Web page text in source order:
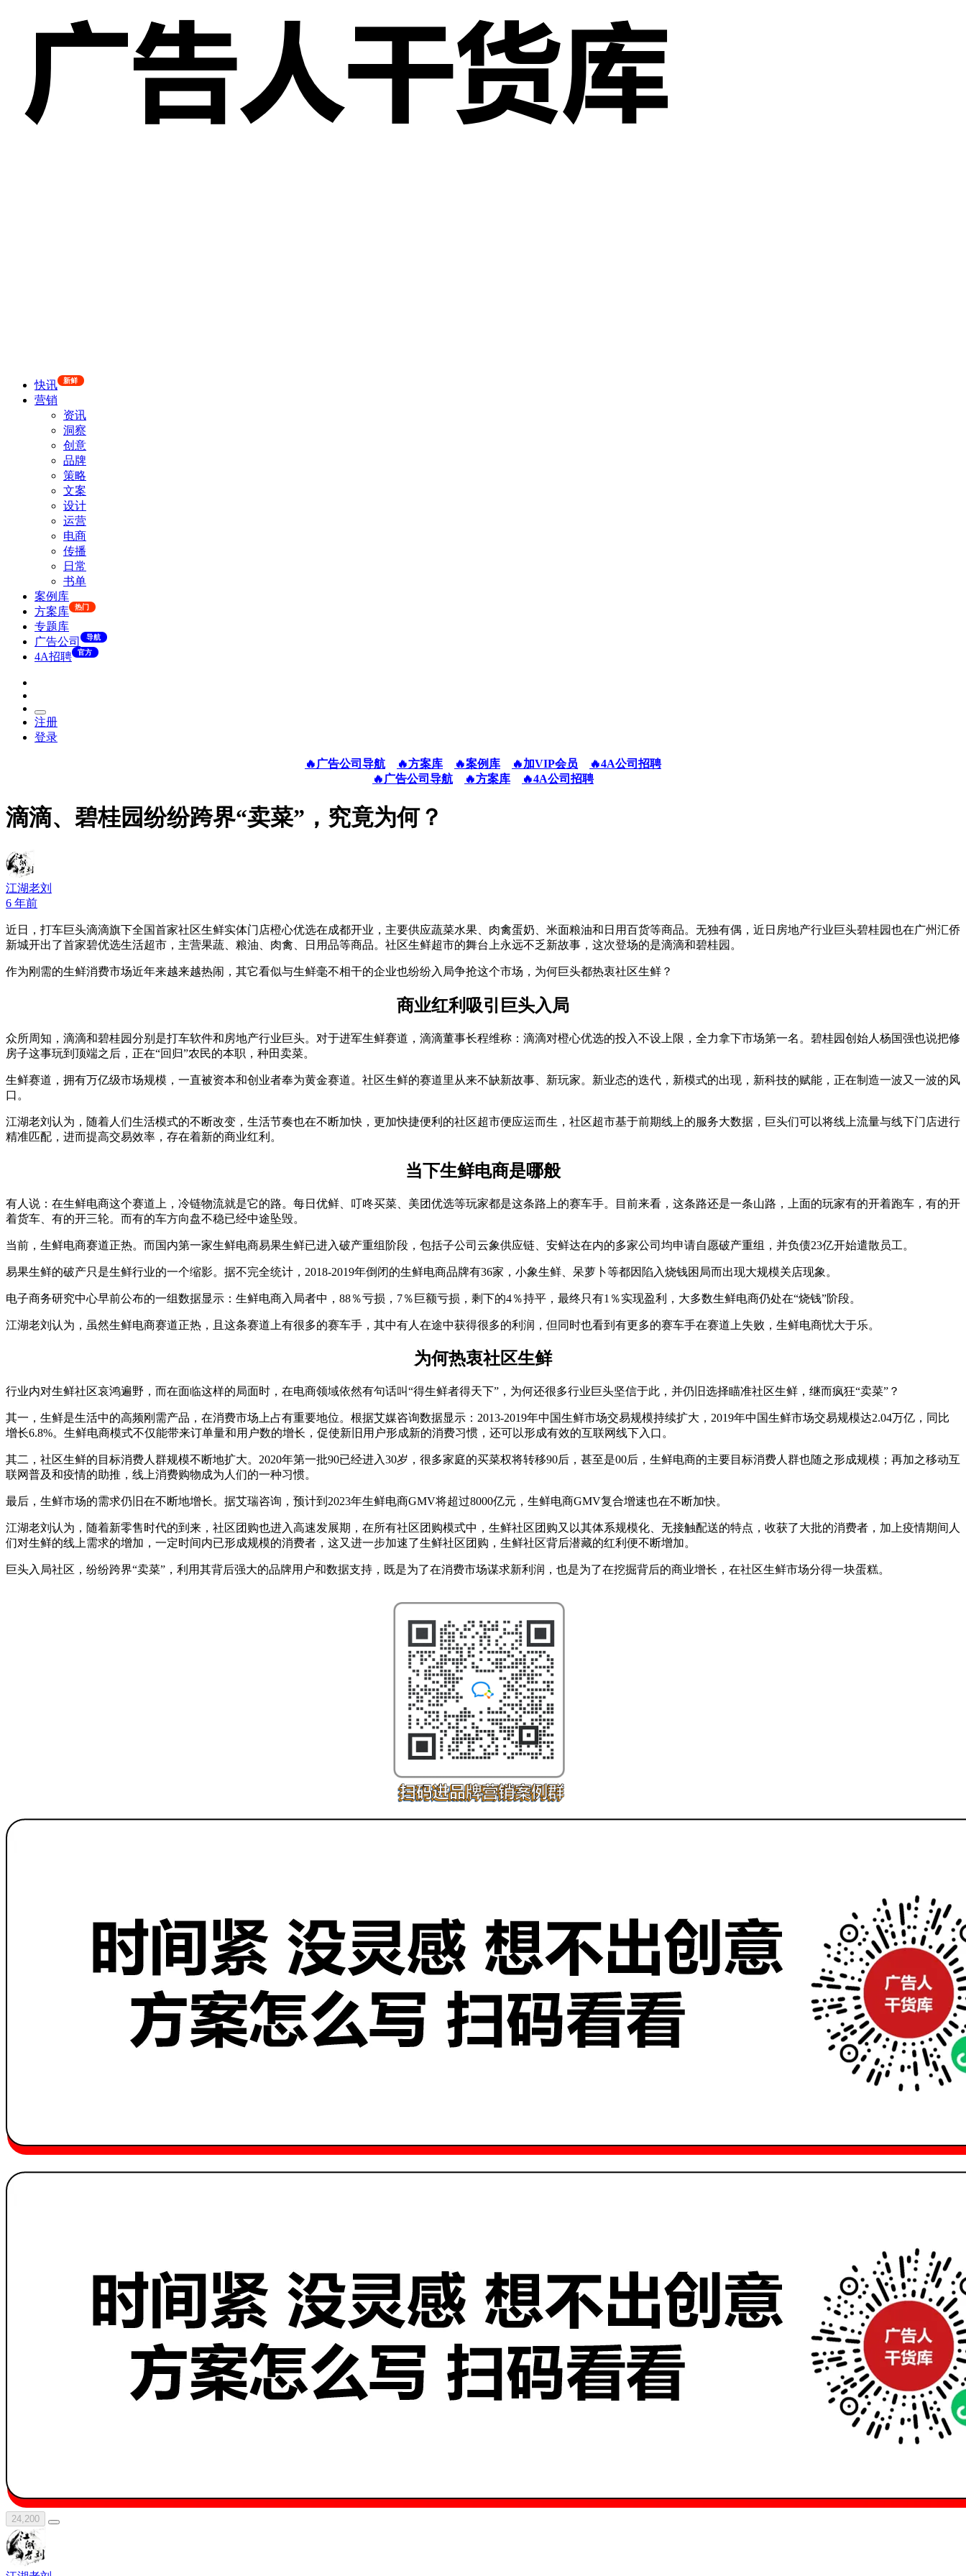
快讯 新鲜
营销
资讯
洞察
创意
品牌
策略
文案
设计
运营
电商
传播
日常
书单
案例库
方案库
热门
专题库
广告公司
导航
4A招聘 官方
注册
登录
🔥广告公司导航 🔥方案库 🔥案例库 🔥加VIP会员
🔥4A公司招聘
🔥广告公司导航
🔥方案库 🔥4A公司招聘
滴滴、碧桂园纷纷跨界“卖菜”，究竟为何？
江湖老刘
6 年前
近日，打车巨头滴滴旗下全国首家社区生鲜实体门店橙心优选在成都开业，主要供应蔬菜水果、肉禽蛋奶、米面粮油和日用百货等商品。无独有偶，近日房地产行业巨头碧桂园也在广州汇侨
新城开出了首家碧优选生活超市，主营果蔬、粮油、肉禽、日用品等商品。社区生鲜超市的舞台上永远不乏新故事，这次登场的是滴滴和碧桂园。
作为刚需的生鲜消费市场近年来越来越热闹，其它看似与生鲜毫不相干的企业也纷纷入局争抢这个市场，为何巨头都热衷社区生鲜？
商业红利吸引巨头入局
众所周知，滴滴和碧桂园分别是打车软件和房地产行业巨头。对于进军生鲜赛道，滴滴董事长程维称：滴滴对橙心优选的投入不设上限，全力拿下市场第一名。碧桂园创始人杨国强也说把修
房子这事玩到顶端之后，正在“回归”农民的本职，种田卖菜。
生鲜赛道，拥有万亿级市场规模，一直被资本和创业者奉为黄金赛道。社区生鲜的赛道里从来不缺新故事、新玩家。新业态的迭代，新模式的出现，新科技的赋能，正在制造一波又一波的风
口。
江湖老刘认为，随着人们生活模式的不断改变，生活节奏也在不断加快，更加快捷便利的社区超市便应运而生，社区超市基于前期线上的服务大数据，巨头们可以将线上流量与线下门店进行
精准匹配，进而提高交易效率，存在着新的商业红利。
当下生鲜电商是哪般
有人说：在生鲜电商这个赛道上，冷链物流就是它的路。每日优鲜、叮咚买菜、美团优选等玩家都是这条路上的赛车手。目前来看，这条路还是一条山路，上面的玩家有的开着跑车，有的开
着货车、有的开三轮。而有的车方向盘不稳已经中途坠毁。
当前，生鲜电商赛道正热。而国内第一家生鲜电商易果生鲜已进入破产重组阶段，包括子公司云象供应链、安鲜达在内的多家公司均申请自愿破产重组，并负债23亿开始遣散员工。
易果生鲜的破产只是生鲜行业的一个缩影。据不完全统计，2018-2019年倒闭的生鲜电商品牌有36家，小象生鲜、呆萝卜等都因陷入烧钱困局而出现大规模关店现象。
电子商务研究中心早前公布的一组数据显示：生鲜电商入局者中，88％亏损，7％巨额亏损，剩下的4％持平，最终只有1％实现盈利，大多数生鲜电商仍处在“烧钱”阶段。
江湖老刘认为，虽然生鲜电商赛道正热，且这条赛道上有很多的赛车手，其中有人在途中获得很多的利润，但同时也看到有更多的赛车手在赛道上失败，生鲜电商忧大于乐。
为何热衷社区生鲜
行业内对生鲜社区哀鸿遍野，而在面临这样的局面时，在电商领域依然有句话叫“得生鲜者得天下”，为何还很多行业巨头坚信于此，并仍旧选择瞄准社区生鲜，继而疯狂“卖菜”？
其一，生鲜是生活中的高频刚需产品，在消费市场上占有重要地位。根据艾媒咨询数据显示：2013-2019年中国生鲜市场交易规模持续扩大，2019年中国生鲜市场交易规模达2.04万亿，同比
增长6.8%。生鲜电商模式不仅能带来订单量和用户数的增长，促使新旧用户形成新的消费习惯，还可以形成有效的互联网线下入口。
其二，社区生鲜的目标消费人群规模不断地扩大。2020年第一批90已经进入30岁，很多家庭的买菜权将转移90后，甚至是00后，生鲜电商的主要目标消费人群也随之形成规模；再加之移动互
联网普及和疫情的助推，线上消费购物成为人们的一种习惯。
最后，生鲜市场的需求仍旧在不断地增长。据艾瑞咨询，预计到2023年生鲜电商GMV将超过8000亿元，生鲜电商GMV复合增速也在不断加快。
江湖老刘认为，随着新零售时代的到来，社区团购也进入高速发展期，在所有社区团购模式中，生鲜社区团购又以其体系规模化、无接触配送的特点，收获了大批的消费者，加上疫情期间人
们对生鲜的线上需求的增加，一定时间内已形成规模的消费者，这又进一步加速了生鲜社区团购，生鲜社区背后潜藏的红利便不断增加。
巨头入局社区，纷纷跨界“卖菜”，利用其背后强大的品牌用户和数据支持，既是为了在消费市场谋求新利润，也是为了在挖掘背后的商业增长，在社区生鲜市场分得一块蛋糕。
24,200